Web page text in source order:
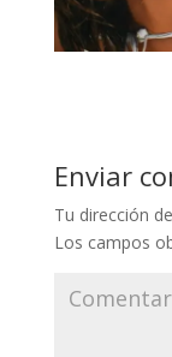
Enviar
Tu dirección
Los campos